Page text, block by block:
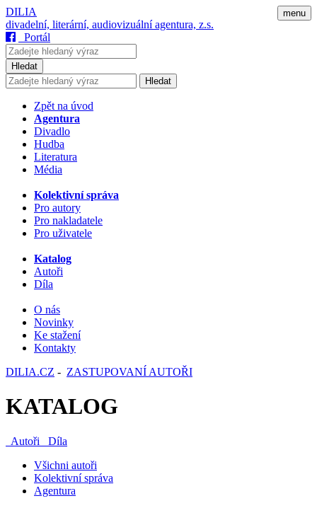
menu
DILIA
divadelní, literární, audiovizuální agentura, z.s.
Portál
Hledat
Hledat
Zpět na úvod
Agentura
Divadlo
Hudba
Literatura
Média
Kolektivní správa
Pro autory
Pro nakladatele
Pro uživatele
Katalog
Autoři
Díla
O nás
Novinky
Ke stažení
Kontakty
DILIA.CZ - ZASTUPOVANÍ AUTOŘI
KATALOG
Autoři
Díla
Všichni autoři
Kolektivní správa
Agentura